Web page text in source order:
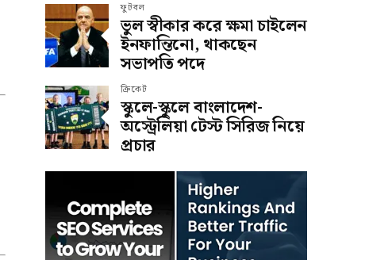
ফুটবল
ভুল স্বীকার করে ক্ষমা চাইলেন
ইনফান্তিনো, থাকছেন
সভাপতি পদে
ক্রিকেট
স্কুলে-স্কুলে বাংলাদেশ-
অস্ট্রেলিয়া টেস্ট সিরিজ নিয়ে
প্রচার